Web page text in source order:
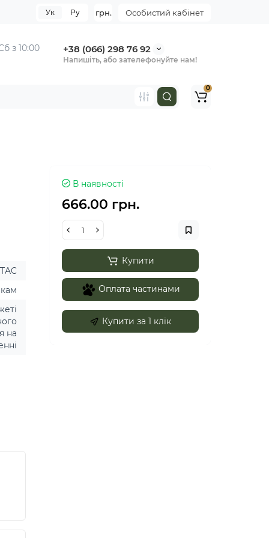
Особистий кабінет
грн.
Ук Ру
з 10:00
+38 (066) 298 76 92
Напишіть, або зателефонуйте нам!
0
на
В наявності
666.00 грн.
Купити
Оплата частинами
Купити за 1 клiк